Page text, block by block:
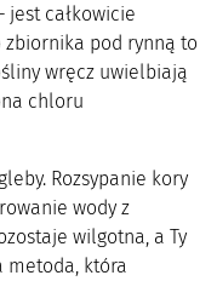
jest całkowicie
zbiornika pod rynną to
wręcz uwielbiają
chloru
Rozsypanie kory
wody z
wilgotna, a Ty
metoda, która